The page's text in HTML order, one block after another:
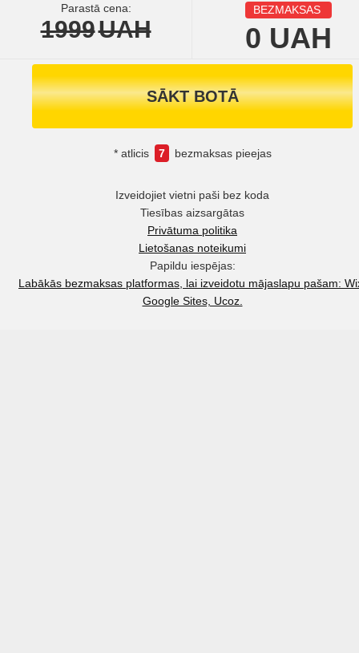
Parastā cena:
1999UAH
BEZMAKSAS
0 UAH
SĀKT BOTĀ
* atlicis 7 bezmaksas pieejas
Izveidojiet vietni paši bez koda
Tiesības aizsargātas
Privātuma politika
Lietošanas noteikumi
Papildu iespējas:
Labākās bezmaksas platformas, lai izveidotu mājaslapu pašam:
Google Sites, Ucoz.